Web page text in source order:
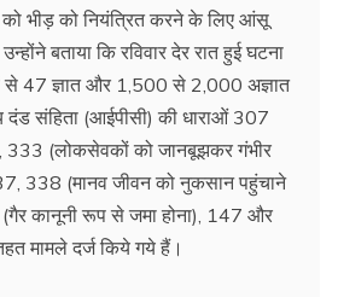
को भीड़ को नियंत्रित करने के लिए आंसू
बताया कि रविवार देर रात हुई घटना
से 47 ज्ञात और 1,500 से 2,000 अज्ञात
दंड संहिता (आईपीसी) की धाराओं 307
333 (लोकसेवकों को जानबूझकर गंभीर
338 (मानव जीवन को नुकसान पहुंचाने
कानूनी रूप से जमा होना), 147 और
मामले दर्ज किये गये हैं।